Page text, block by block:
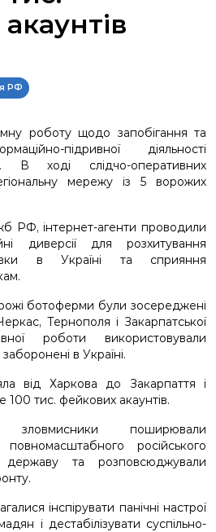
РФ
роботу щодо запобігання та
підривної діяльності
В ході слідчо-оперативних
мережу із 5 ворожих
РФ, інтернет-агенти проводили
диверсії для розхитування
в Україні та сприяння
ботоферми були зосереджені
Тернополя і Закарпатської
роботи використовували
в Україні.
від Харкова до Закарпаття і
100 тис. фейкових акаунтів.
поширювали
російського
та розповсюджували
інспірувати панічні настрої
і дестабілізувати суспільно-